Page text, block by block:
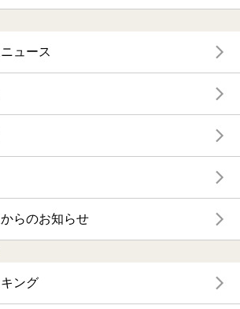
ュース
らのお知らせ
ング